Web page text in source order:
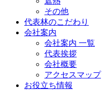
その他
代表林のこだわり
会社案内
会社案内 一覧
代表挨拶
会社概要
アクセスマップ
お役立ち情報